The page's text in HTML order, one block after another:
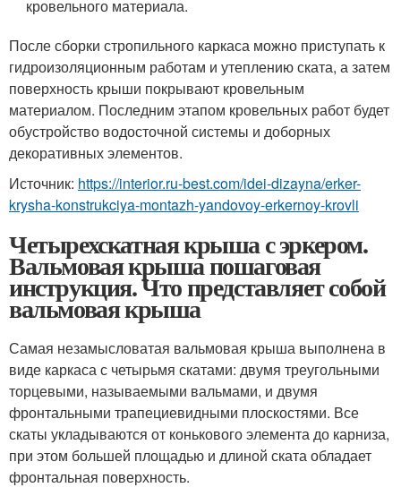
кровельного материала.
После сборки стропильного каркаса можно приступать к
гидроизоляционным работам и утеплению ската, а затем
поверхность крыши покрывают кровельным
материалом. Последним этапом кровельных работ будет
обустройство водосточной системы и доборных
декоративных элементов.
Источник: https://interior.ru-best.com/idei-dizayna/erker-
krysha-konstrukciya-montazh-yandovoy-erkernoy-krovli
Четырехскатная крыша с эркером.
Вальмовая крыша пошаговая
инструкция. Что представляет собой
вальмовая крыша
Самая незамысловатая вальмовая крыша выполнена в
виде каркаса с четырьмя скатами: двумя треугольными
торцевыми, называемыми вальмами, и двумя
фронтальными трапециевидными плоскостями. Все
скаты укладываются от конькового элемента до карниза,
при этом большей площадью и длиной ската обладает
фронтальная поверхность.